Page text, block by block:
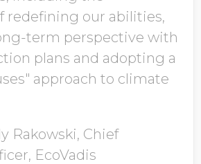
Annuali
redefining our abilities,
term perspective with
plans and adopting a
approach to climate
Rakowski, Chief
EcoVadis